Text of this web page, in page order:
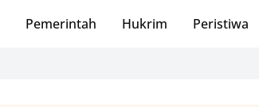
Pemerintah Hukrim Peristiwa